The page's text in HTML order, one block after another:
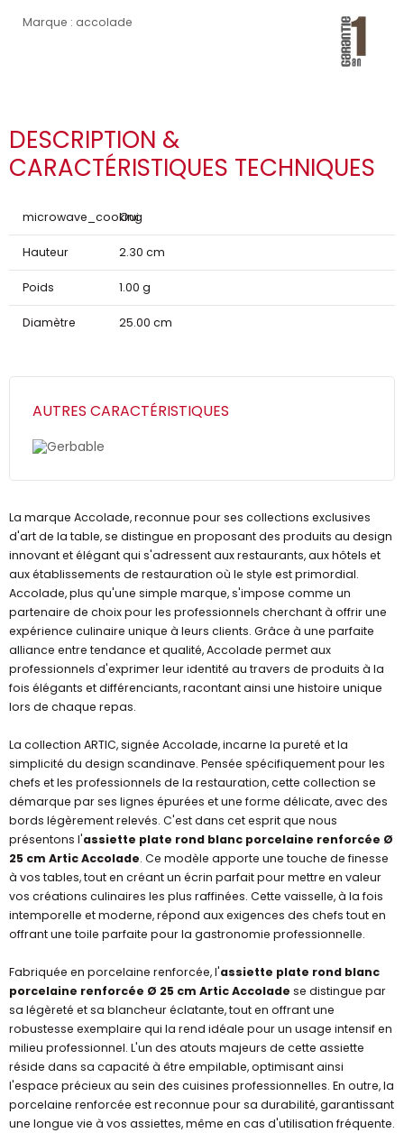
Marque : accolade
DESCRIPTION &
CARACTÉRISTIQUES TECHNIQUES
microwave_cooking
Oui
Hauteur 2.30 cm
Poids 1.00 g
Diamètre 25.00 cm
AUTRES CARACTÉRISTIQUES
Gerbable
La marque Accolade, reconnue pour ses collections exclusives
d'art de la table, se distingue en proposant des produits au design
innovant et élégant qui s'adressent aux restaurants, aux hôtels et
aux établissements de restauration où le style est primordial.
Accolade, plus qu'une simple marque, s'impose comme un
partenaire de choix pour les professionnels cherchant à offrir une
expérience culinaire unique à leurs clients. Grâce à une parfaite
alliance entre tendance et qualité, Accolade permet aux
professionnels d'exprimer leur identité au travers de produits à la
fois élégants et différenciants, racontant ainsi une histoire unique
lors de chaque repas.
La collection ARTIC, signée Accolade, incarne la pureté et la
simplicité du design scandinave. Pensée spécifiquement pour les
chefs et les professionnels de la restauration, cette collection se
démarque par ses lignes épurées et une forme délicate, avec des
bords légèrement relevés. C'est dans cet esprit que nous
présentons l'assiette plate rond blanc porcelaine renforcée Ø
25 cm Artic Accolade. Ce modèle apporte une touche de finesse
à vos tables, tout en créant un écrin parfait pour mettre en valeur
vos créations culinaires les plus raffinées. Cette vaisselle, à la fois
intemporelle et moderne, répond aux exigences des chefs tout en
offrant une toile parfaite pour la gastronomie professionnelle.
Fabriquée en porcelaine renforcée, l'assiette plate rond blanc
porcelaine renforcée Ø 25 cm Artic Accolade se distingue par
sa légèreté et sa blancheur éclatante, tout en offrant une
robustesse exemplaire qui la rend idéale pour un usage intensif en
milieu professionnel. L'un des atouts majeurs de cette assiette
réside dans sa capacité à être empilable, optimisant ainsi
l'espace précieux au sein des cuisines professionnelles. En outre, la
porcelaine renforcée est reconnue pour sa durabilité, garantissant
une longue vie à vos assiettes, même en cas d'utilisation fréquente.